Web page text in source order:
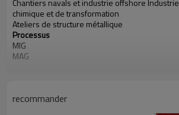
Chantiers navals et industrie offshore Industrie
chimique et de transformation
Ateliers de structure métallique
Processus
MIG
MAG
Puissance évaluée à 40 ° C (104 ° F):
recommander